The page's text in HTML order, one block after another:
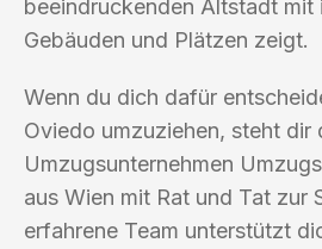
beeindruckenden Altstadt mit
Gebäuden und Plätzen zeigt.
Wenn du dich dafür
Oviedo umzuziehen, steht dir
Umzugsunternehmen
aus Wien mit Rat und Tat zur
erfahrene Team unterstützt